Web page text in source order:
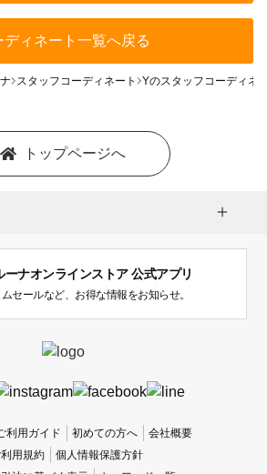
ディネート一覧へ戻る
スタッフコーディネート Yのスタッフコーディネ
トップページへ
ーナオンラインストア 公式アプリ
セールなど、お得な情報をお知らせ。
利用ガイド 初めての方へ
会社概要
用規約
個人情報保護方針